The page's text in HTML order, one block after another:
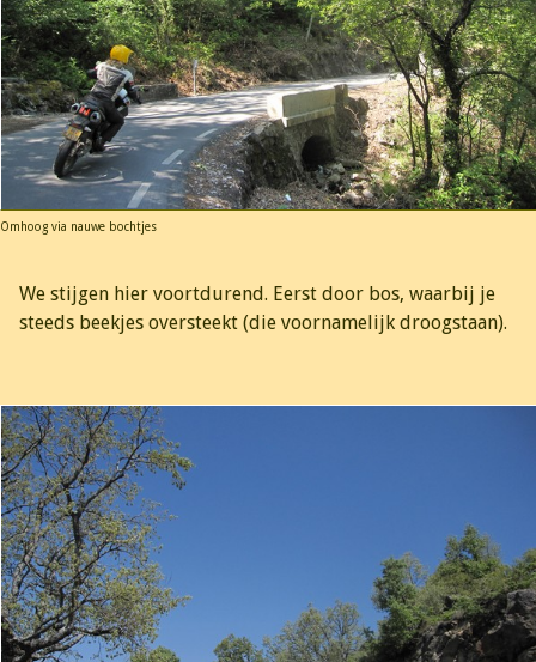
Omhoog via nauwe bochtjes
We stijgen hier voortdurend. Eerst door bos, waarbij je
steeds beekjes oversteekt (die voornamelijk droogstaan).